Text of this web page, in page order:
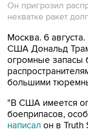
Он пригрозил
нехватке ракет
Москва. 6
США Дональд
огромные запасы
большими
"В США имеется
боеприпасов,
написал он в Truth